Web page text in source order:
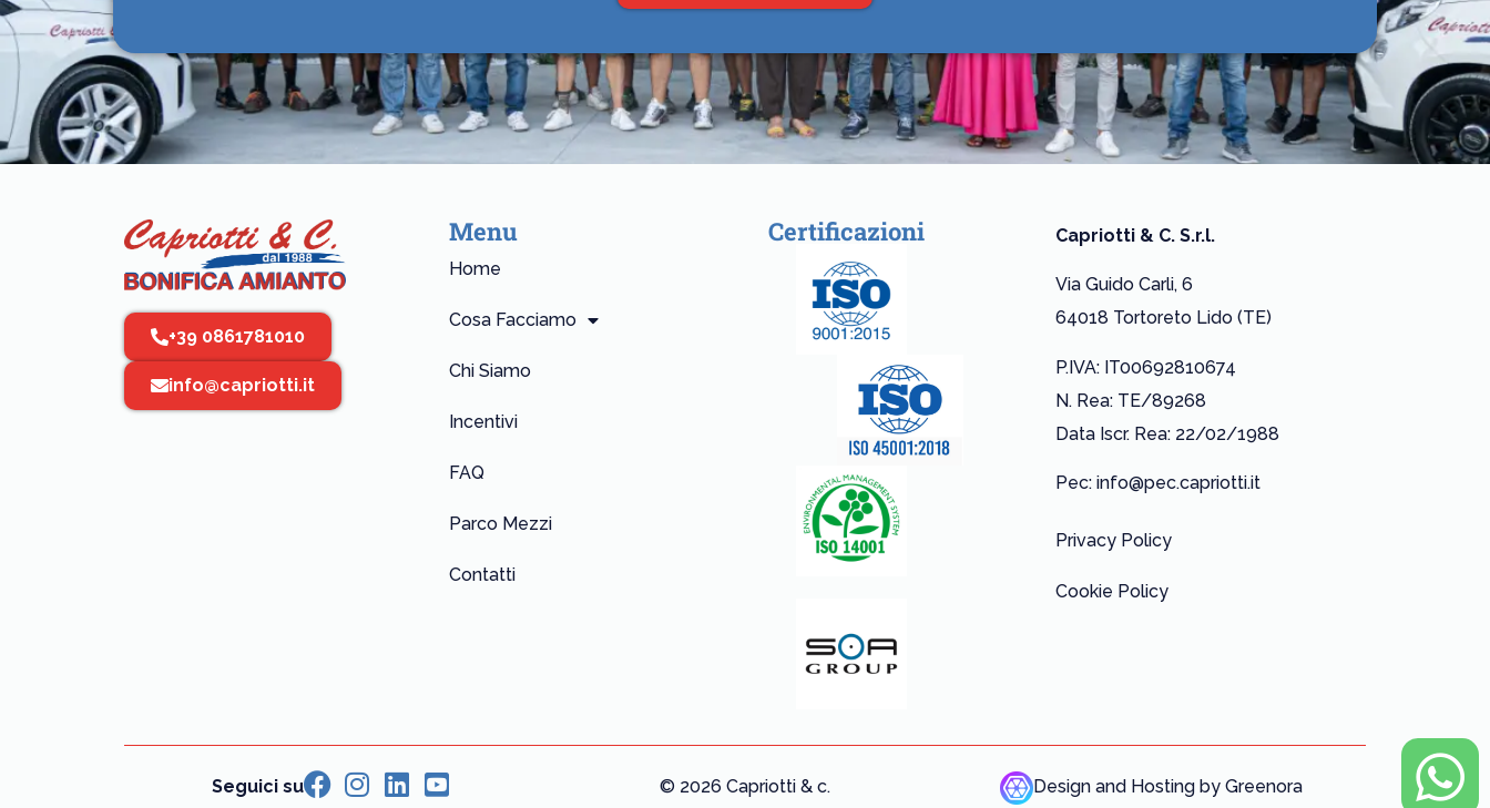
+39 0861781010
info@capriotti.it
Menu
Home
Cosa Facciamo
Chi Siamo
Incentivi
FAQ
Parco Mezzi
Contatti
Certificazioni Capriotti & C. S.r.l.
Via Guido Carli, 6
64018 Tortoreto Lido (TE)
P.IVA: IT00692810674
N. Rea: TE/89268
Data Iscr. Rea: 22/02/1988
Pec: info@pec.capriotti.it
Privacy Policy
Cookie Policy
Seguici su © 2026 Capriotti & c. Design and Hosting by Greenora